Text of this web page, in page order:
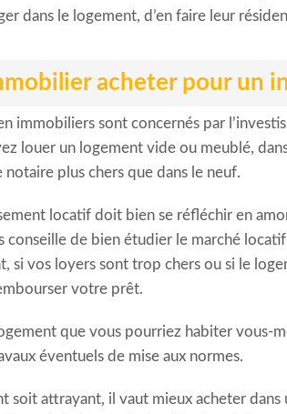
dans le logement, d’en faire leur
acheter pour un
immobiliers sont concernés par
louer un logement vide ou meublé,
plus chers que dans le neuf.
locatif doit bien se réfléchir en
conseille de bien étudier le marché
si vos loyers sont trop chers ou si le
votre prêt.
que vous pourriez habiter vous-
éventuels de mise aux normes.
soit attrayant, il vaut mieux acheter